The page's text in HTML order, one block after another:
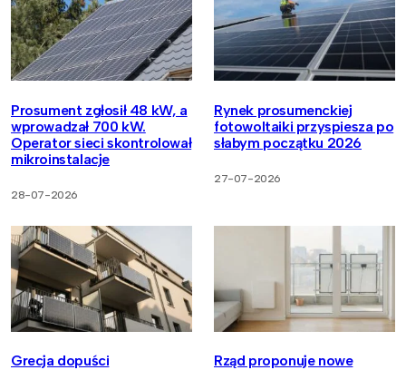
Prosument zgłosił 48 kW, a
wprowadzał 700 kW.
Operator sieci skontrolował
mikroinstalacje
28-07-2026
Rynek prosumenckiej
fotowoltaiki przyspiesza po
słabym początku 2026
27-07-2026
Grecja dopuści
Rząd proponuje nowe